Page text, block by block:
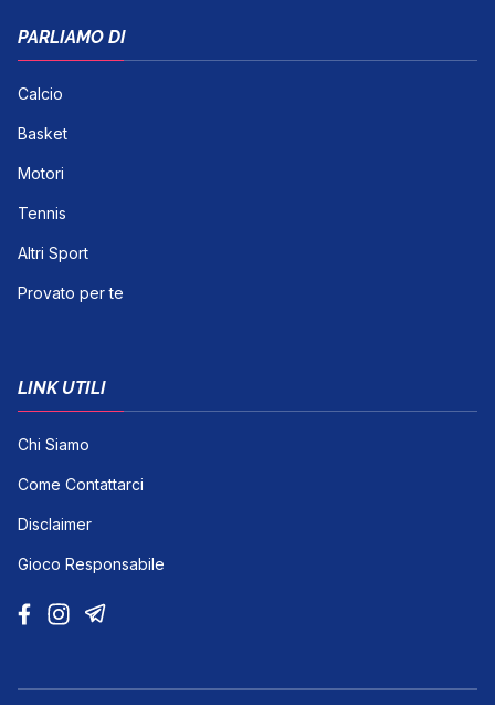
PARLIAMO DI
Calcio
Basket
Motori
Tennis
Altri Sport
Provato per te
LINK UTILI
Chi Siamo
Come Contattarci
Disclaimer
Gioco Responsabile